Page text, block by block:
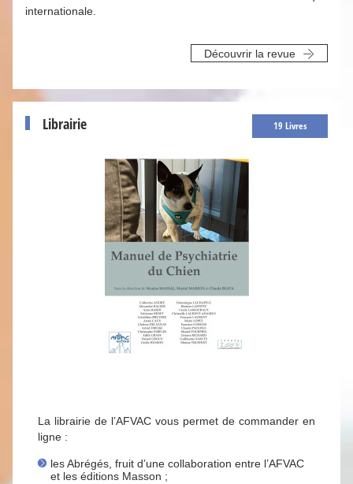
internationale.
Découvrir la revue
Librairie 19 Livres
La librairie de l’AFVAC vous permet de commander en
ligne :
les Abrégés, fruit d’une collaboration entre l’AFVAC
et les éditions Masson ;